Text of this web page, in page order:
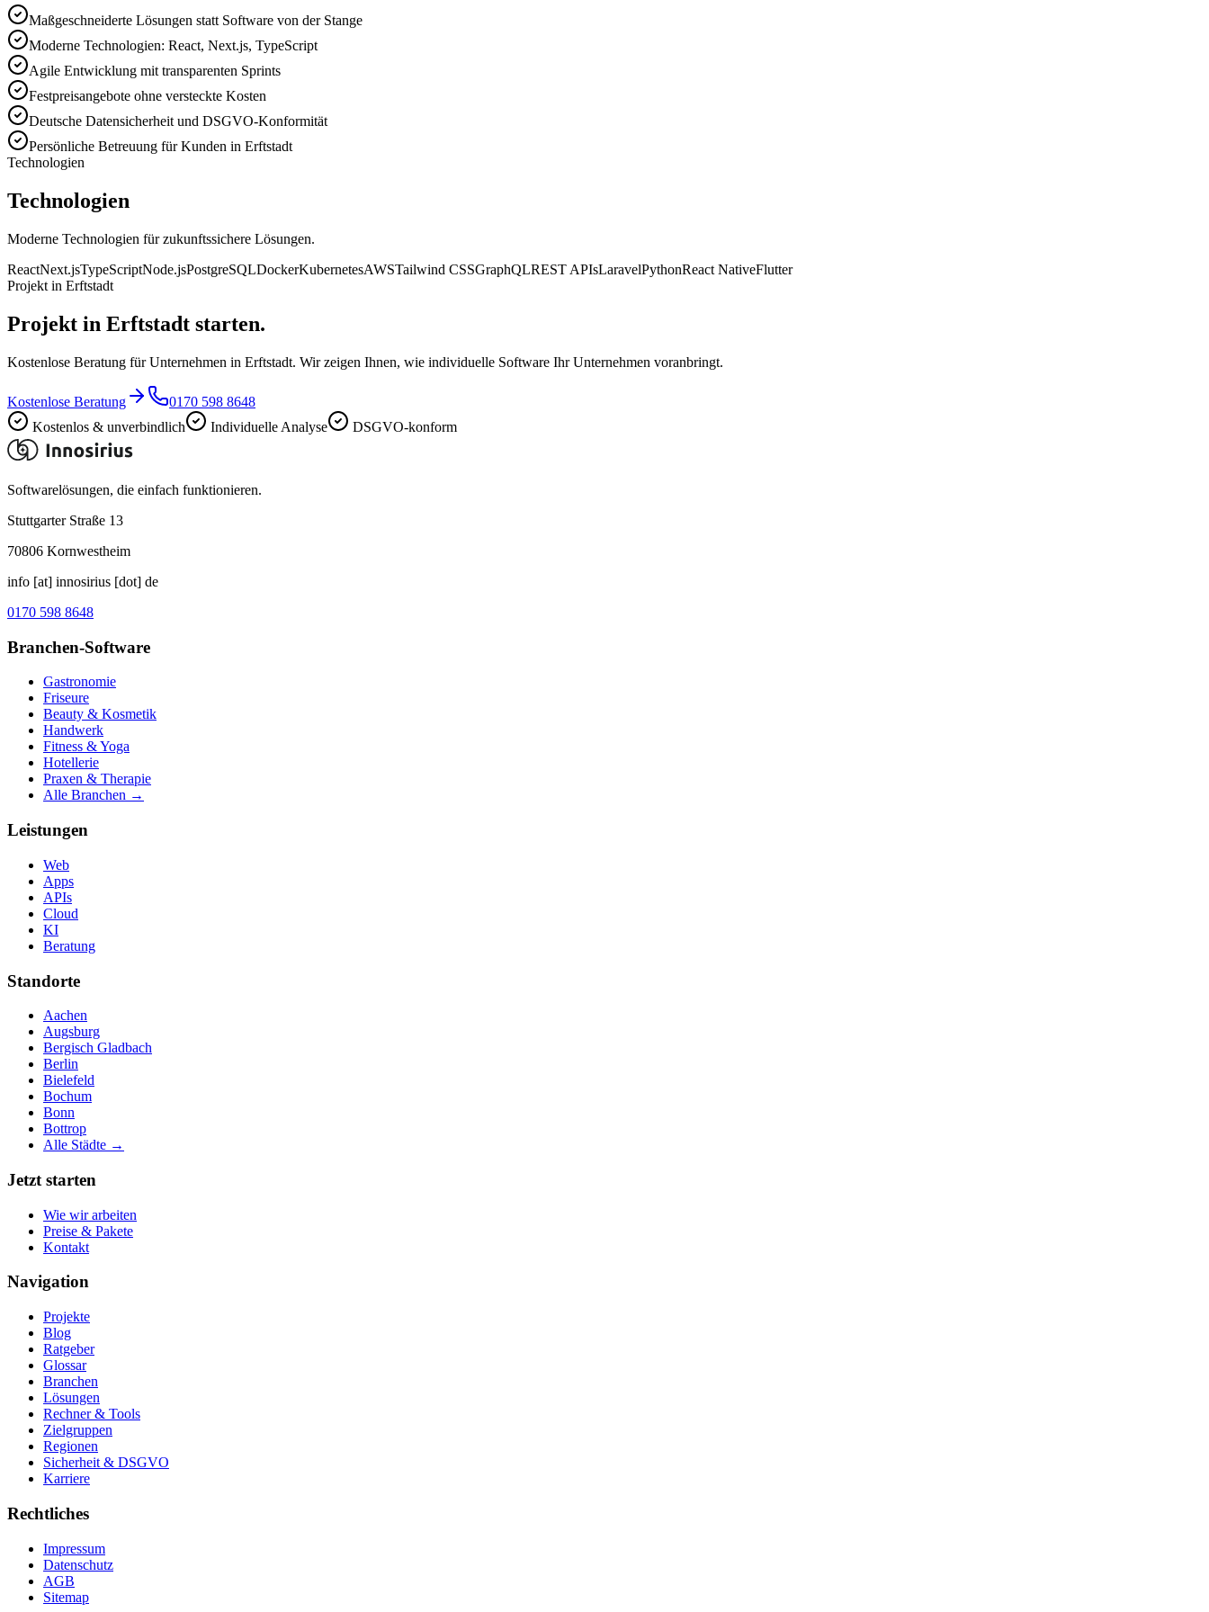
Maßgeschneiderte Lösungen statt Software von der Stange
Moderne Technologien: React, Next.js, TypeScript
Agile Entwicklung mit transparenten Sprints
Festpreisangebote ohne versteckte Kosten
Deutsche Datensicherheit und DSGVO-Konformität
Persönliche Betreuung für Kunden in Erftstadt
Technologien
Technologien
Moderne Technologien für zukunftssichere Lösungen.
ReactNext.jsTypeScriptNode.jsPostgreSQLDockerKubernetesAWSTailwind CSSGraphQLREST APIsLaravelPythonReact NativeFlutter
Projekt in Erftstadt
Projekt in Erftstadt starten.
Kostenlose Beratung für Unternehmen in Erftstadt. Wir zeigen Ihnen, wie individuelle Software Ihr Unternehmen voranbringt.
Kostenlose Beratung
0170 598 8648
Kostenlos & unverbindlich
Individuelle Analyse DSGVO-konform
Softwarelösungen, die einfach funktionieren.
Stuttgarter Straße 13
70806 Kornwestheim
info [at] innosirius [dot] de
0170 598 8648
Branchen-Software
Gastronomie
Friseure
Beauty & Kosmetik
Handwerk
Fitness & Yoga
Hotellerie
Praxen & Therapie
Alle Branchen →
Leistungen
Web
Apps
APIs
Cloud
KI
Beratung
Standorte
Aachen
Augsburg
Bergisch Gladbach
Berlin
Bielefeld
Bochum
Bonn
Bottrop
Alle Städte →
Jetzt starten
Wie wir arbeiten
Preise & Pakete
Kontakt
Navigation
Projekte
Blog
Ratgeber
Glossar
Branchen
Lösungen
Rechner & Tools
Zielgruppen
Regionen
Sicherheit & DSGVO
Karriere
Rechtliches
Impressum
Datenschutz
AGB
Sitemap